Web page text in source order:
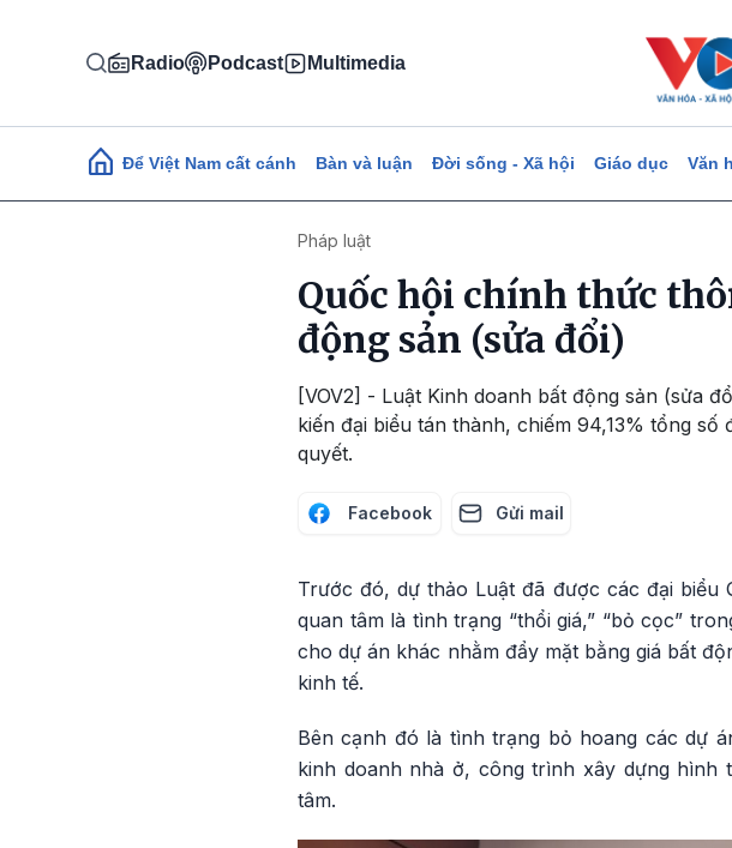
Radio Podcast Multimedia
Main navigation
Để Việt Nam cất cánh Bàn và luận Đời sống - Xã hội Giáo dục Văn
Pháp luật
Quốc hội chính thức
động sản (sửa đổi)
[VOV2] - Luật Kinh doanh bất động sản (sửa
kiến đại biểu tán thành, chiếm 94,13% tổng
quyết.
Facebook Gửi mail
Trước đó, dự thảo Luật đã được các đại
quan tâm là tình trạng “thổi giá,” “bỏ cọc”
cho dự án khác nhằm đẩy mặt bằng giá bất
kinh tế.
Bên cạnh đó là tình trạng bỏ hoang các dự
kinh doanh nhà ở, công trình xây dựng hình
tâm.